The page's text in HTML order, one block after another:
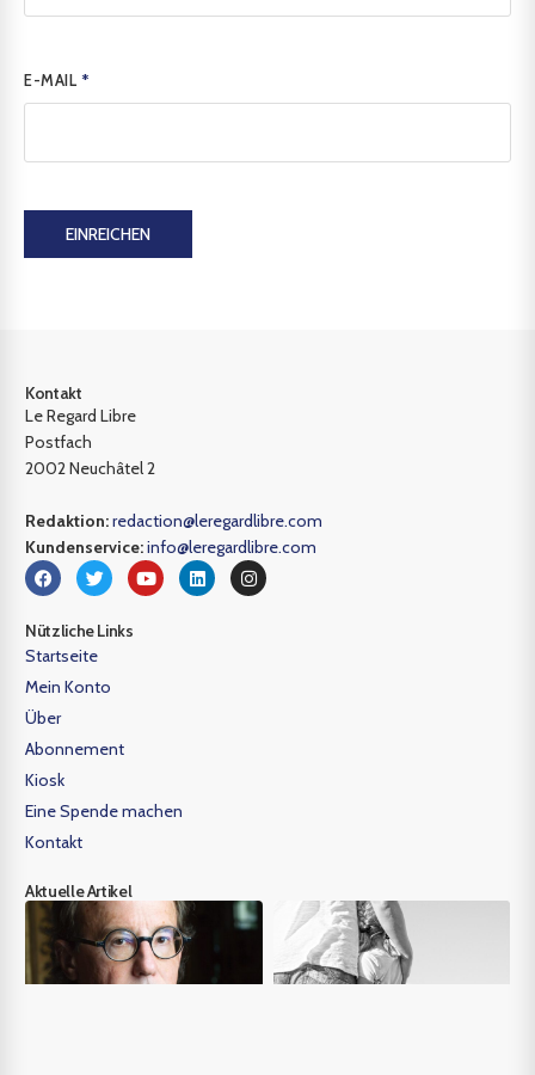
E-MAIL *
EINREICHEN
Kontakt
Le Regard Libre
Postfach
2002 Neuchâtel 2
Redaktion:redaction@leregardlibre.com
Kundenservice:info@leregardlibre.com
Nützliche Links
Startseite
Mein Konto
Über
Abonnement
Kiosk
Eine Spende machen
Kontakt
Aktuelle Artikel